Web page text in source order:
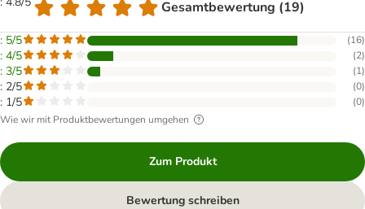
Gesamtbewertung (19)
: 5/5 (16)
: 4/5 (2)
: 3/5 (1)
: 2/5 (0)
: 1/5 (0)
Wie wir mit Produktbewertungen umgehen
Zum Produkt
Bewertung schreiben